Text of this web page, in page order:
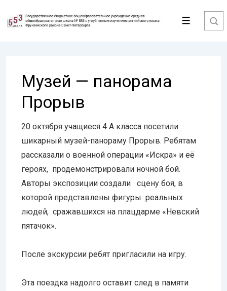
Перейти
Меню
Музей — панорама
Прорыв
20 октября учащиеся 4 А класса посетили
шикарный музей-панораму Прорыв. Ребятам
рассказали о военной операции «Искра» и её
героях, продемонстрировали ночной бой.
Авторы экспозиции создали сцену боя, в
которой представлены фигуры реальных
людей, сражавшихся на плацдарме «Невский
пятачок».
После экскурсии ребят пригласили на игру.
Эта поездка надолго оставит след в памяти